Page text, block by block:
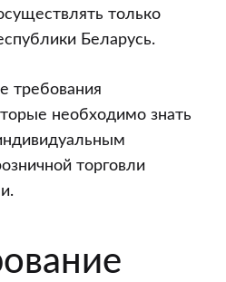
только
Беларусь.
требования
необходимо знать
торговли